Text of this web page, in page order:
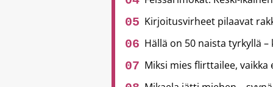
Kirjoitusvirheet pilaavat
Hällä on 50 naista tyrkyllä –
Miksi mies flirttailee,